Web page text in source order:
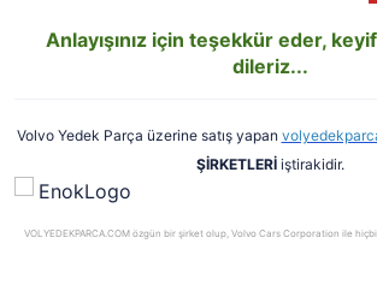
Anlayışınız için teşekkür eder,
dileriz...
Volvo Yedek Parça üzerine satış yapan
ŞİRKETLERİiştirakidir.
VOLYEDEKPARCA.COM özgün bir şirket olup, Volvo Cars Corporation ile